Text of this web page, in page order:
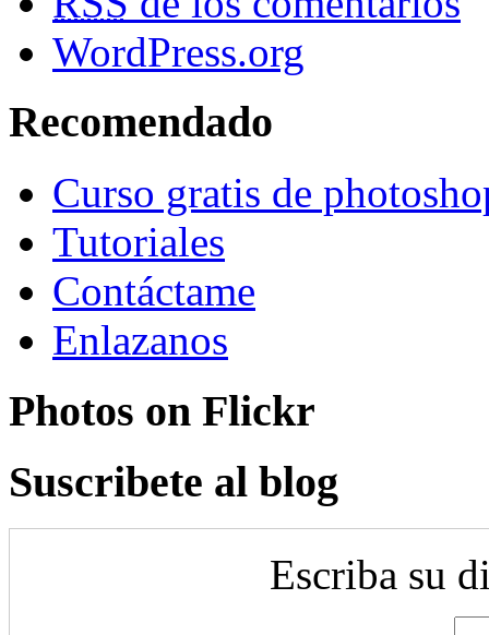
WordPress.org
Recomendado
Curso gratis de
Tutoriales
Contáctame
Enlazanos
Photos on Flickr
Suscribete al blog
Escriba su